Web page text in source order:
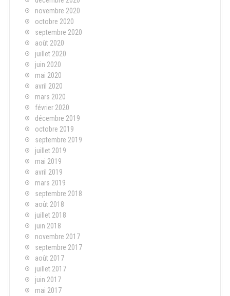
novembre 2020
octobre 2020
septembre 2020
août 2020
juillet 2020
juin 2020
mai 2020
avril 2020
mars 2020
février 2020
décembre 2019
octobre 2019
septembre 2019
juillet 2019
mai 2019
avril 2019
mars 2019
septembre 2018
août 2018
juillet 2018
juin 2018
novembre 2017
septembre 2017
août 2017
juillet 2017
juin 2017
mai 2017